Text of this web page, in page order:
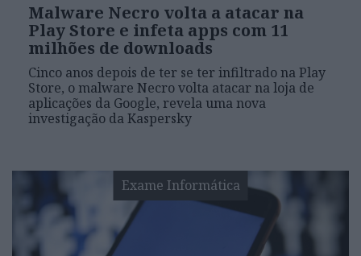
Malware Necro volta a atacar na
Play Store e infeta apps com 11
milhões de downloads
Cinco anos depois de ter se ter infiltrado na Play
Store, o malware Necro volta atacar na loja de
aplicações da Google, revela uma nova
investigação da Kaspersky
Exame Informática